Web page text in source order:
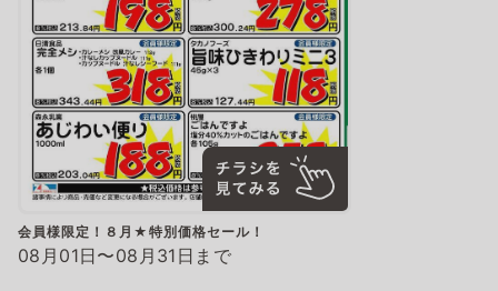
会員様限定！８月★特別価格セール！
08月01日〜08月31日まで